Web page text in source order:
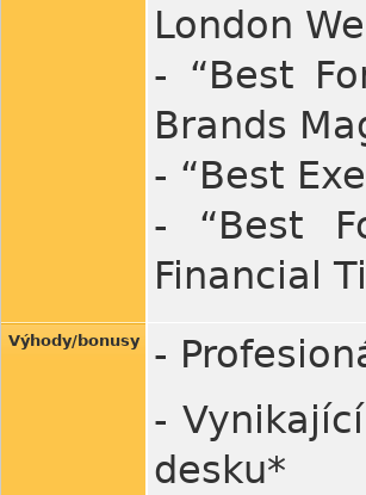
London
- “Best
Brands
- “Best
- “Best
Financial
Výhody/bonusy
-
-
desku*